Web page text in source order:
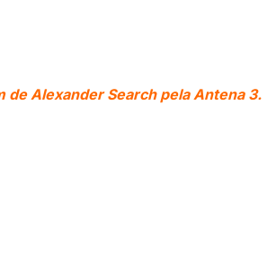
de Alexander Search pela Antena 3.